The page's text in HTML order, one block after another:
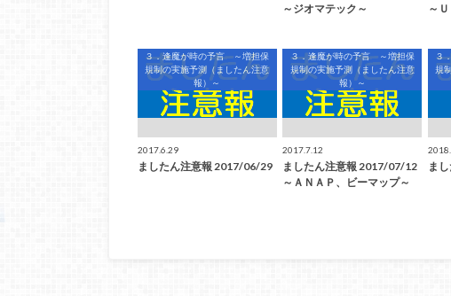
～ジオマテック～
～
３．逢魔が時の予言 ～増担保
規制の実施予測（ましたん注意
報）～
2017.6.29
ましたん注意報 2017/06/29
３．逢魔が時の予言 ～増担保
規制の実施予測（ましたん注意
報）～
2017.7.12
ましたん注意報 2017/07/12
～ＡＮＡＰ、ビーマップ～
３
規
ま